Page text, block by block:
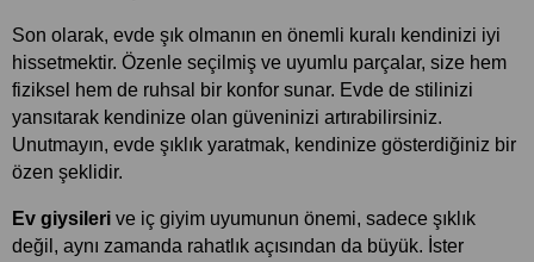
Son olarak, evde şık olmanın en önemli kuralı kendinizi iyi
hissetmektir. Özenle seçilmiş ve uyumlu parçalar, size hem
fiziksel hem de ruhsal bir konfor sunar. Evde de stilinizi
yansıtarak kendinize olan güveninizi artırabilirsiniz.
Unutmayın, evde şıklık yaratmak, kendinize gösterdiğiniz bir
özen şeklidir.
Ev giysileri ve iç giyim uyumunun önemi, sadece şıklık
değil, aynı zamanda rahatlık açısından da büyük. İster